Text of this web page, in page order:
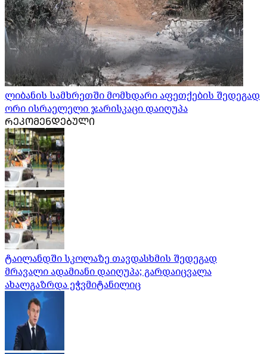
ლიბანის სამხრეთში მომხდარი აფეთქების შედეგად
ორი ისრაელელი ჯარისკაცი დაიღუპა
ᲠᲔᲙᲝᲛᲔᲜᲓᲔᲑᲣᲚᲘ
ტაილანდში სკოლაზე თავდასხმის შედეგად
მრავალი ადამიანი დაიღუპა; გარდაიცვალა
ახალგაზრდა ეჭვმიტანილიც